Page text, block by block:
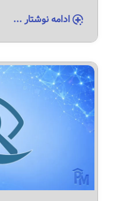
ادامه نوشتار ...